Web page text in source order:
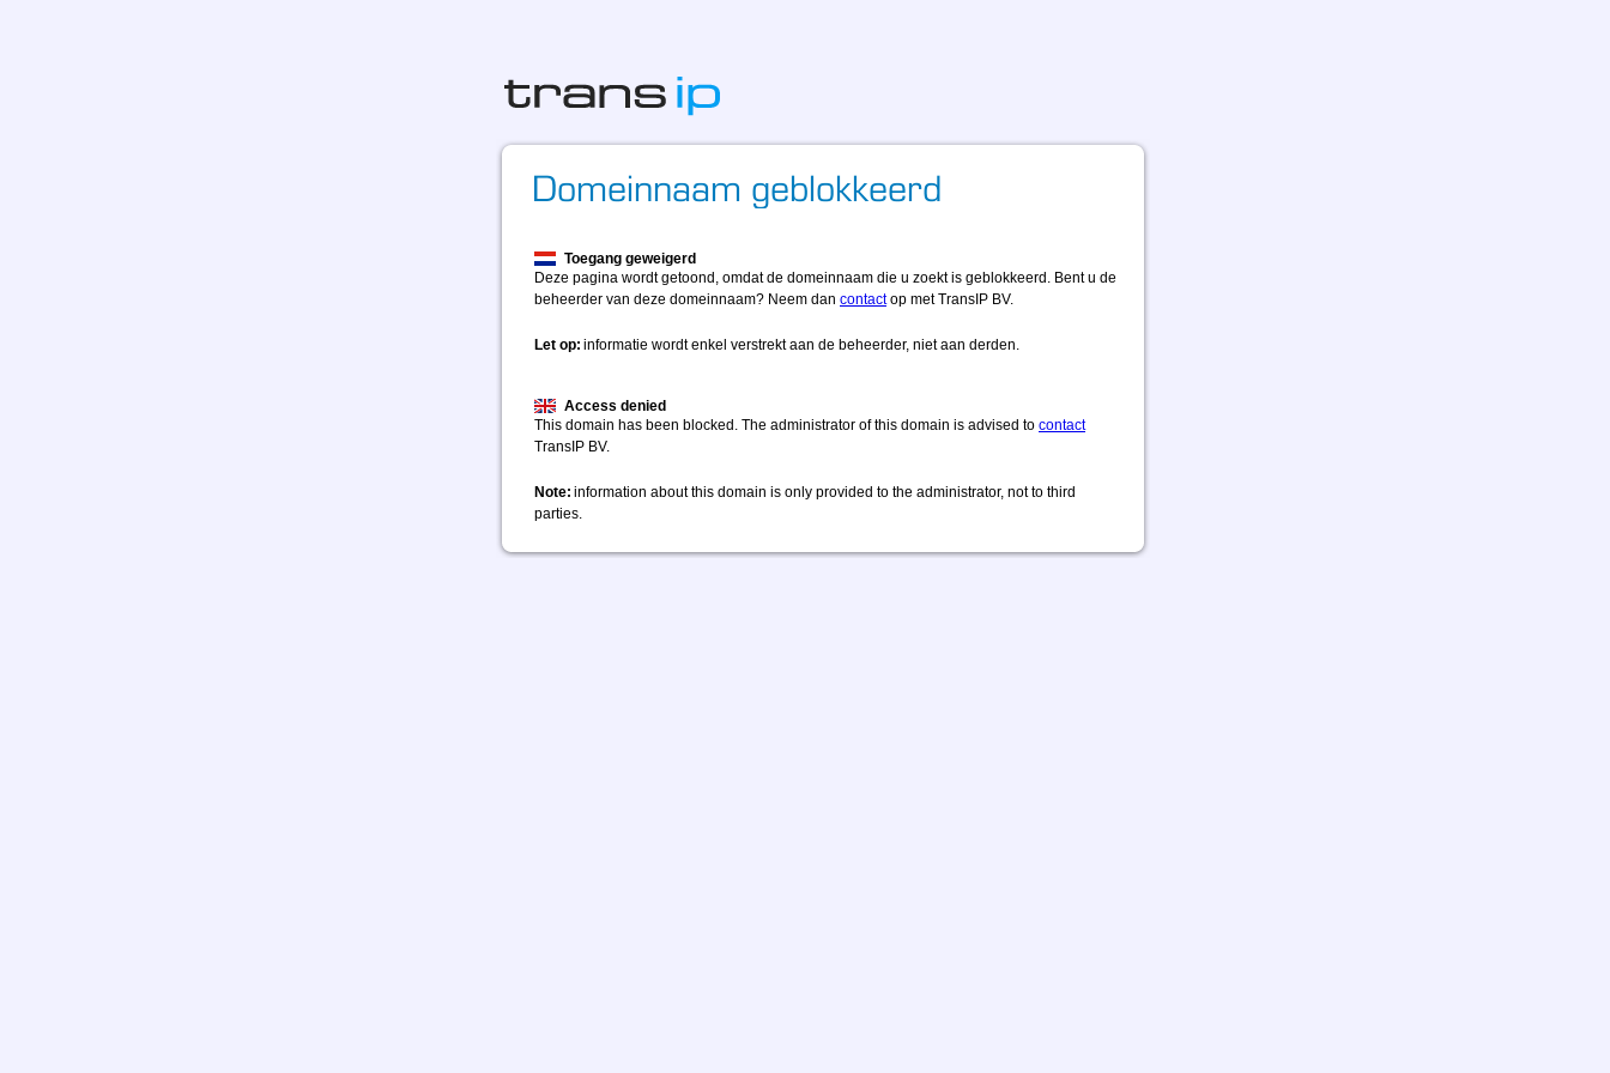
Toegang geweigerd
Deze pagina wordt getoond, omdat de domeinnaam die u zoekt is geblokkeerd. Bent u de
beheerder van deze domeinnaam? Neem dan contactop met TransIP BV.
Let op: informatie wordt enkel verstrekt aan de beheerder, niet aan derden.
Access denied
This domain has been blocked. The administrator of this domain is advised to contact
TransIP BV.
Note: information about this domain is only provided to the administrator, not to third
parties.